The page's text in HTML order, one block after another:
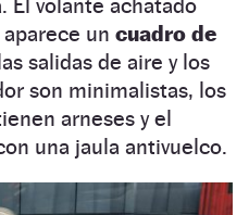
El volante achatado
un cuadro de
salidas de aire y los
son minimalistas, los
arneses y el
una jaula antivuelco.